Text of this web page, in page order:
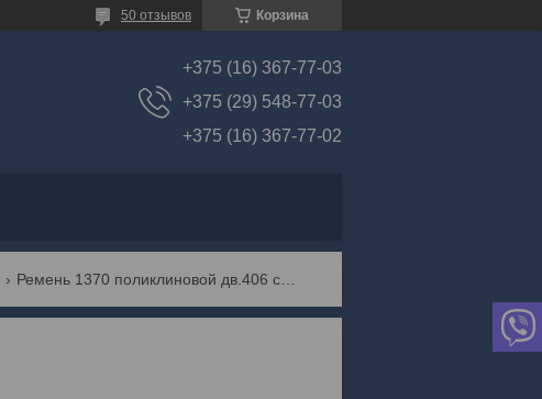
Корзина
50 отзывов
+375 (16) 367-77-03
+375 (29) 548-77-03
+375 (16) 367-77-02
Ремень 1370 поликлиновой дв.406 с гур